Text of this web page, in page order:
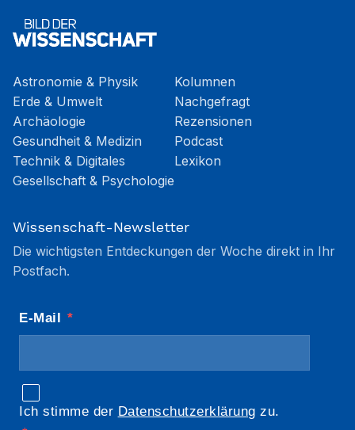
Astronomie & Physik
Erde & Umwelt
Archäologie
Gesundheit & Medizin
Technik & Digitales
Gesellschaft & Psychologie
Kolumnen
Nachgefragt
Rezensionen
Podcast
Lexikon
Wissenschaft-Newsletter
Die wichtigsten Entdeckungen der Woche direkt in Ihr
Postfach.